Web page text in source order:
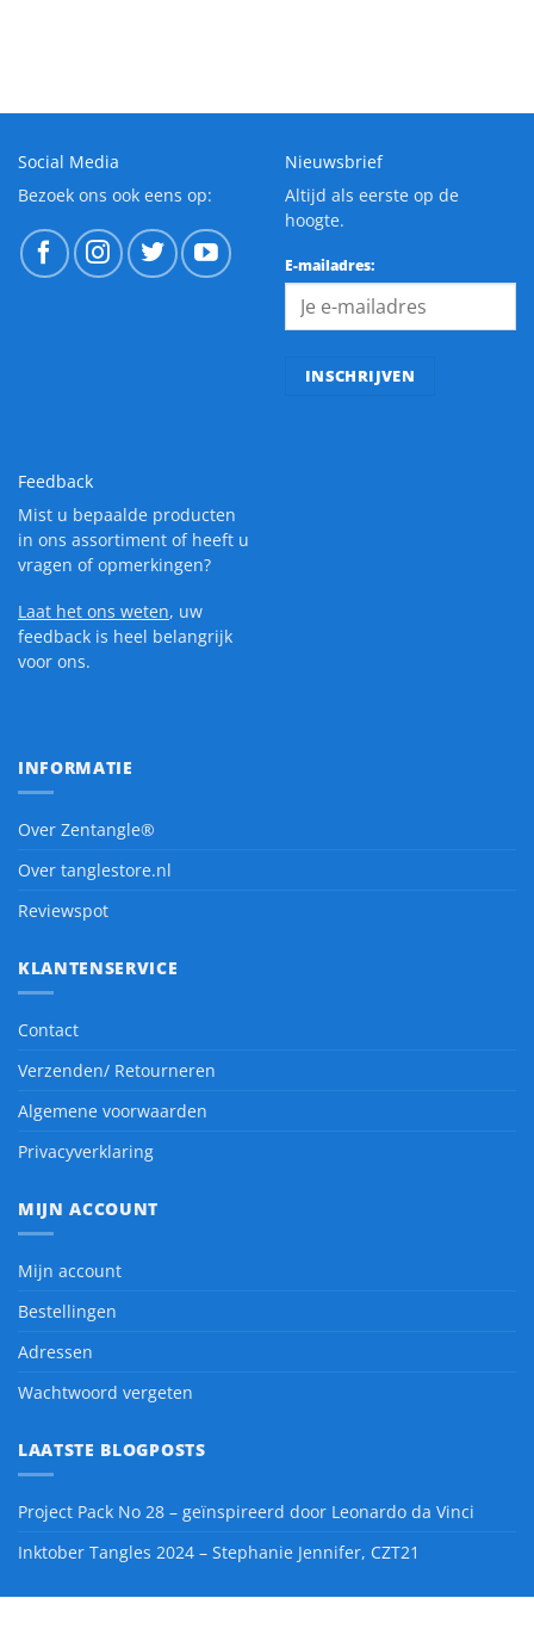
Social Media
Bezoek ons ook eens op:
Nieuwsbrief
Altijd als eerste op de
hoogte.
E-mailadres:
Feedback
Mist u bepaalde producten
in ons assortiment of heeft u
vragen of opmerkingen?
Laat het ons weten, uw
feedback is heel belangrijk
voor ons.
INFORMATIE
Over Zentangle®
Over tanglestore.nl
Reviewspot
KLANTENSERVICE
Contact
Verzenden/ Retourneren
Algemene voorwaarden
Privacyverklaring
MIJN ACCOUNT
Mijn account
Bestellingen
Adressen
Wachtwoord vergeten
LAATSTE BLOGPOSTS
Project Pack No 28 – geïnspireerd door Leonardo da Vinci
Inktober Tangles 2024 – Stephanie Jennifer, CZT21